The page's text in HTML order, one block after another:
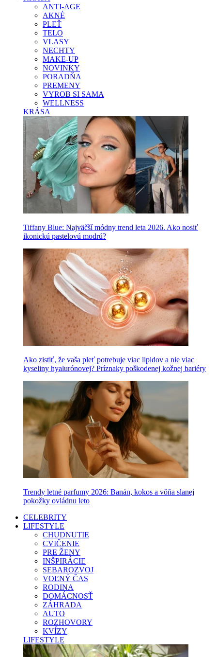
ANTI-AGE
AKNÉ
PLEŤ
TELO
VLASY
NECHTY
MAKE-UP
NOVINKY
PORADŇA
PREMENY
VYROB SI SAMA
WELLNESS
KRÁSA
Tiffany Blue: Najväčší módny trend leta 2026. Ako nosiť
ikonickú pastelovú modrú?
Ako zistiť, že vaša pleť potrebuje viac lipidov a nie viac
kyseliny hyalurónovej? Príznaky poškodenej kožnej bariéry
Trendy letné parfumy 2026: Banán, kokos a vôňa slanej
pokožky ovládnu leto
CELEBRITY
LIFESTYLE
CHUDNUTIE
CVIČENIE
PRE ŽENY
INŠPIRÁCIE
SEBAROZVOJ
VOĽNÝ ČAS
RODINA
DOMÁCNOSŤ
ZÁHRADA
AUTO
ROZHOVORY
KVÍZY
LIFESTYLE